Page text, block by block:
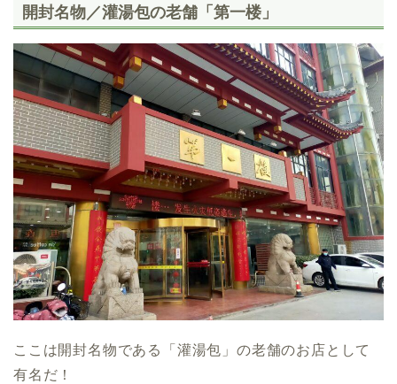
開封名物／灌湯包の老舗「第一楼」
ここは開封名物である「灌湯包」の老舗のお店として
有名だ！